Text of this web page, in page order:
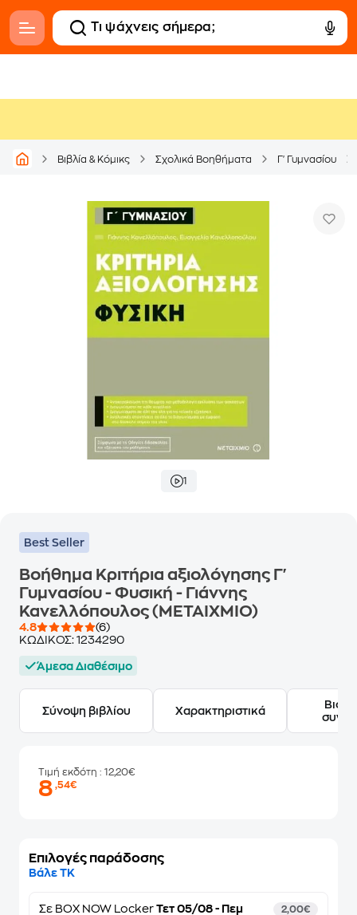
Βιβλία & Κόμικς Σχολικά Βοηθήματα Γ' Γυμνασίου
1
Best Seller
Βοήθημα Κριτήρια αξιολόγησης Γ'
Γυμνασίου - Φυσική - Γιάννης
Κανελλόπουλος (ΜΕΤΑΙΧΜΙΟ)
4.8
(6)
ΚΩΔΙΚΟΣ: 1234290
Άμεσα Διαθέσιμο
Σύνοψη βιβλίου Χαρακτηριστικά
Τιμή εκδότη : 12,20€
8,54€
Επιλογές παράδοσης
Βάλε ΤΚ
Σε BOX NOW Locker Τετ 05/08 - Πεμ
2,00€